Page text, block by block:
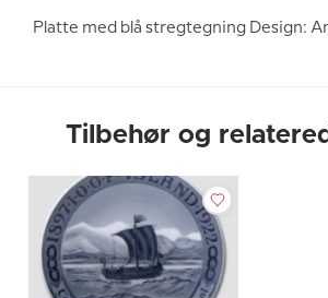
Platte med blå stregtegning Design:
Tilbehør og